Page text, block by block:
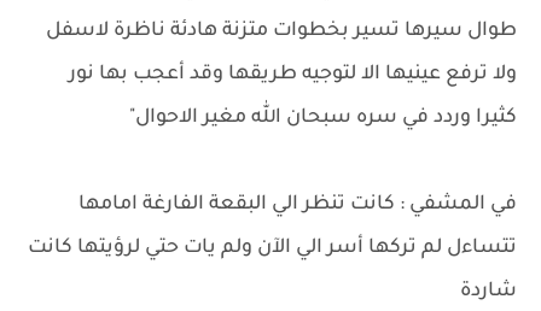
طوال سيرها تسير بخطوات متزنة هادئة ناظرة لاسفل
ولا ترفع عينيها الا لتوجيه طريقها وقد أعجب بها نور
كثيرا وردد في سره سبحان الله مغير الاحوال"
في المشفي : كانت تنظر الي البقعة الفارغة امامها
تتساءل لم تركها أسر الي الآن ولم يات حتي لرؤيتها كانت
شاردة